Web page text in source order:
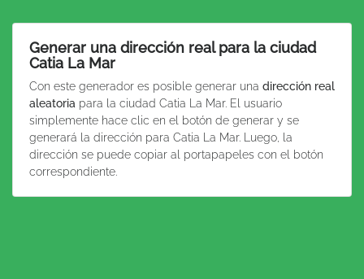
Generar una dirección real para la ciudad
Catia La Mar
Con este generador es posible generar una dirección real
aleatoria para la ciudad Catia La Mar. El usuario
simplemente hace clic en el botón de generar y se
generará la dirección para Catia La Mar. Luego, la
dirección se puede copiar al portapapeles con el botón
correspondiente.